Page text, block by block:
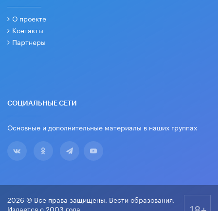
О проекте
Контакты
Партнеры
СОЦИАЛЬНЫЕ СЕТИ
Основные и дополнительные материалы в наших группах
2026 © Все права защищены. Вести образования.
Издается с 2003 года